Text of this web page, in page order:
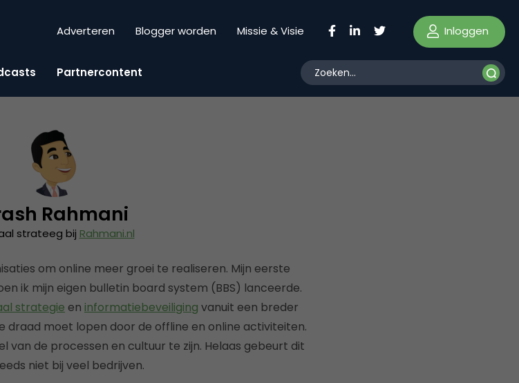
Adverteren Blogger worden Missie & Visie Inloggen
Partnercontent
Rahmani
strateeg bij Rahmani.nl
om online meer groei te realiseren. Mijn eerste
ik mijn eigen bulletin board system (BBS) lanceerde.
strategie en informatiebeveiliging vanuit een breder
draad moet lopen door de offline en online activiteiten.
van de processen en cultuur te zijn. Helaas gebeurt dit
niet bij veel bedrijven.